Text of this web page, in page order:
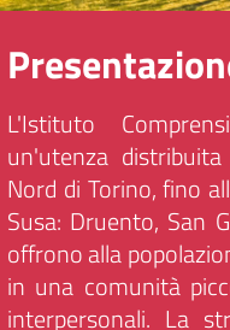
L'Istituto
un'utenza
Nord di Torino, fino
Susa: Druento, San
offrono alla
in una comunità
interpersonali. La